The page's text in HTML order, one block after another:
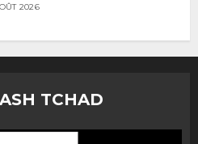
2026
TCHAD